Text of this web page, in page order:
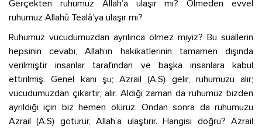
Gerçekten ruhumuz Allah’a ulaşır mı? Ölmeden evvel
ruhumuz Allahû Tealâ’ya ulaşır mı?
Ruhumuz vücudumuzdan ayrılınca ölmez miyiz? Bu suallerin
hepsinin cevabı, Allah’ın hakikatlerinin tamamen dışında
verilmiştir insanlar tarafından ve başka insanlara kabul
ettirilmiş. Genel kanı şu; Azrail (A.S) gelir, ruhumuzu alır;
vücudumuzdan çıkartır, alır. Aldığı zaman da ruhumuz bizden
ayrıldığı için biz hemen ölürüz. Ondan sonra da ruhumuzu
Azrail (A.S) götürür, Allah’a ulaştırır. Hangisi doğru? Azrail